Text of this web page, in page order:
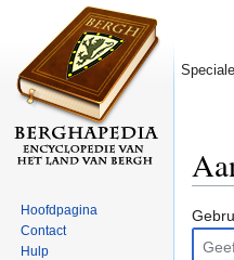
Hoofdpagina
Contact
Hulp